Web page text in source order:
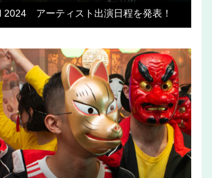
2024 アーティスト出演日程を発表！